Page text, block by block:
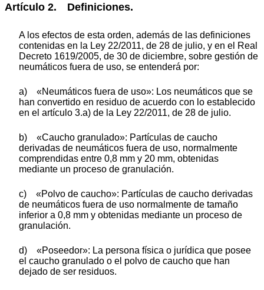
Artículo 2. Definiciones.
A los efectos de esta orden, además de las definiciones
contenidas en la Ley 22/2011, de 28 de julio, y en el Real
Decreto 1619/2005, de 30 de diciembre, sobre gestión de
neumáticos fuera de uso, se entenderá por:
a) «Neumáticos fuera de uso»: Los neumáticos que se
han convertido en residuo de acuerdo con lo establecido
en el artículo 3.a) de la Ley 22/2011, de 28 de julio.
b) «Caucho granulado»: Partículas de caucho
derivadas de neumáticos fuera de uso, normalmente
comprendidas entre 0,8 mm y 20 mm, obtenidas
mediante un proceso de granulación.
c) «Polvo de caucho»: Partículas de caucho derivadas
de neumáticos fuera de uso normalmente de tamaño
inferior a 0,8 mm y obtenidas mediante un proceso de
granulación.
d) «Poseedor»: La persona física o jurídica que posee
el caucho granulado o el polvo de caucho que han
dejado de ser residuos.